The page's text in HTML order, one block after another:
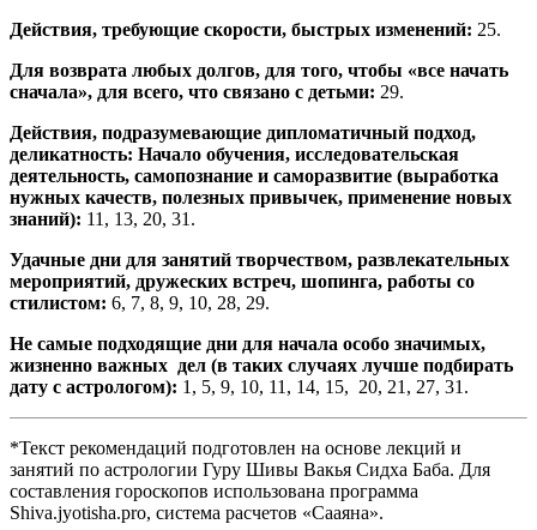
Действия, требующие скорости, быстрых изменений: 25.
Для возврата любых долгов, для того, чтобы «все начать
сначала», для всего, что связано с детьми: 29.
Действия, подразумевающие дипломатичный подход,
деликатность: Начало обучения, исследовательская
деятельность, самопознание и саморазвитие (выработка
нужных качеств, полезных привычек, применение новых
знаний): 11, 13, 20, 31.
Удачные дни для занятий творчеством, развлекательных
мероприятий, дружеских встреч, шопинга, работы со
стилистом: 6, 7, 8, 9, 10, 28, 29.
Не самые подходящие дни для начала особо значимых,
жизненно важных дел (в таких случаях лучше подбирать
дату с астрологом): 1, 5, 9, 10, 11, 14, 15, 20, 21, 27, 31.
*Текст рекомендаций подготовлен на основе лекций и
занятий по астрологии Гуру Шивы Вакья Сидха Баба. Для
составления гороскопов использована программа
Shiva.jyotisha.pro, система расчетов «Сааяна».